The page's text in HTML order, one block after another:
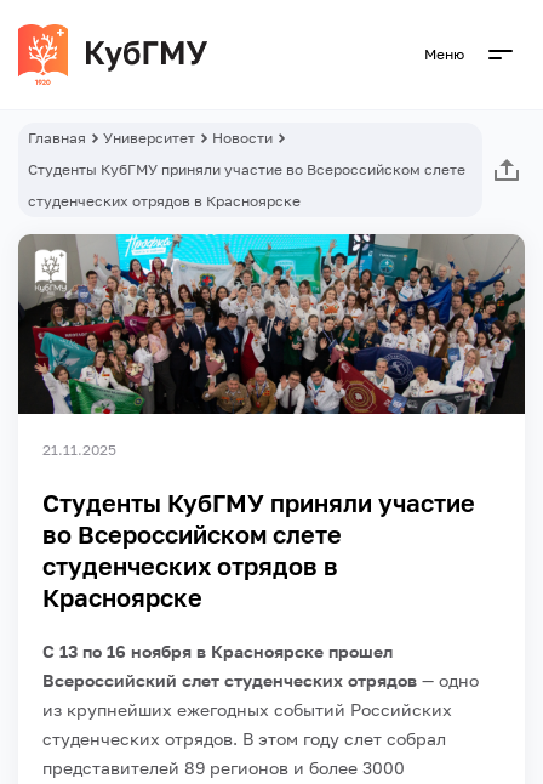
Меню
Главная Университет
Новости
Студенты КубГМУ приняли участие во Всероссийском слете
студенческих отрядов в Красноярске
21.11.2025
Студенты КубГМУ приняли участие
во Всероссийском слете
студенческих отрядов в
Красноярске
С 13 по 16 ноября в Красноярске прошел
Всероссийский слет студенческих отрядов — одно
из крупнейших ежегодных событий Российских
студенческих отрядов. В этом году слет собрал
представителей 89 регионов и более 3000